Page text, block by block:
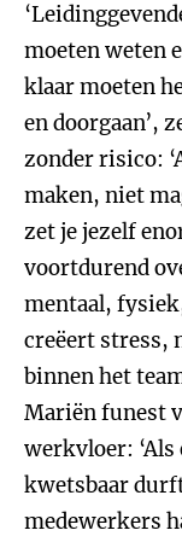
moeten weten
klaar moeten
en doorgaan’,
zonder risico:
maken, niet
zet je jezelf
voortdurend
mentaal,
creëert stress,
binnen het
Mariën funest
werkvloer:
kwetsbaar
medewerkers